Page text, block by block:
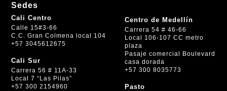
Sedes
Cali Centro
Calle 15#3-66
C.C. Gran Colmena local 104
+57 3045612675
Cali Sur
Carrera 56 # 11A-33
Local 7 “Las Pilas”
+57 300 2154960
Centro de Medellín
Carrera 54 # 46-66
Local 106-107 CC metro
plaza
Pasaje comercial Boulevard
casa dorada
+57 300 8035773
Pasto